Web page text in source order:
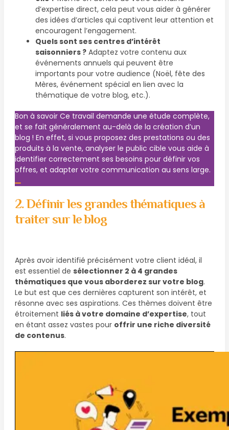
d’expertise direct, cela peut vous aider à générer
des idées d’articles qui captivent leur attention et
encouragent l’engagement.
Quels sont ses centres d’intérêt
saisonniers ? Adaptez votre contenu aux
événements annuels qui peuvent être
importants pour votre audience (Noël, fête des
Mères, événement spécial en lien avec la
thématique de votre blog, etc.).
Bon à savoir Ce travail demande une étude complète,
et se fait généralement au-delà de la création d’un
blog ! En effet, si vous proposez des prestations ou des
produits à la vente, analyser le public cible vous aide à
identifier correctement ses besoins pour définir vos
offres, et adapter votre communication au sens large.
2. Définir les grandes thématiques à
traiter sur le blog
Après avoir identifié précisément votre client idéal, il
est essentiel de sélectionner 2 à 4 grandes
thématiques que vous aborderez sur votre blog.
Le but est que ces dernières capturent son intérêt, et
résonne avec ses aspirations. Ces thèmes doivent être
étroitement liés à votre domaine d’expertise, tout
en étant assez vastes pour offrir une riche diversité
de contenus.